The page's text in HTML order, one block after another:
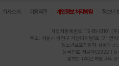
회사소개 이용약관 개인정보 처리방침 청소년
사업자등록번호:119-86-61101 (
주소: 서울시 금천구 가산디지털1로 171
청소년보호책임자:김동욱
등록번호:서울아02322 | 등
발행인:(주)스마트나우